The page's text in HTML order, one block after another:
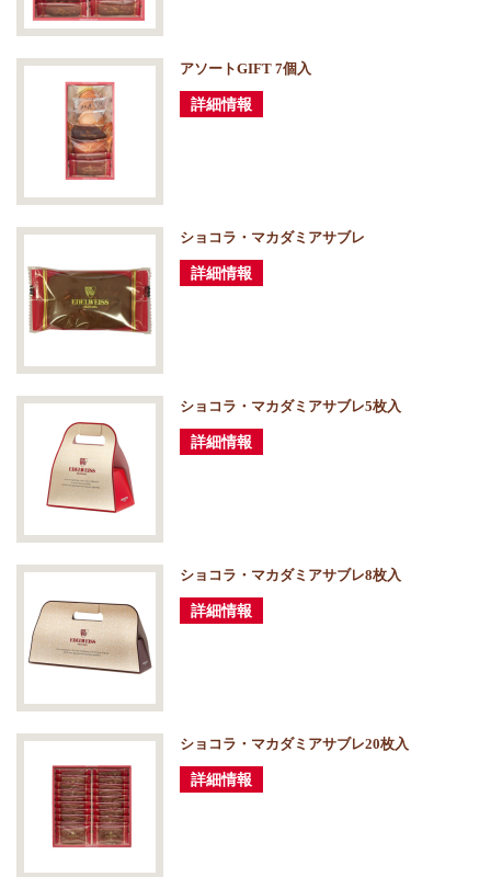
アソートGIFT 7個入
詳細情報
ショコラ・マカダミアサブレ
詳細情報
ショコラ・マカダミアサブレ5枚入
詳細情報
ショコラ・マカダミアサブレ8枚入
詳細情報
ショコラ・マカダミアサブレ20枚入
詳細情報